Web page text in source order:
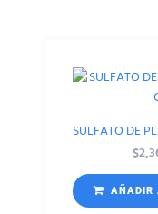
SULFATO DE
$
AÑADIR